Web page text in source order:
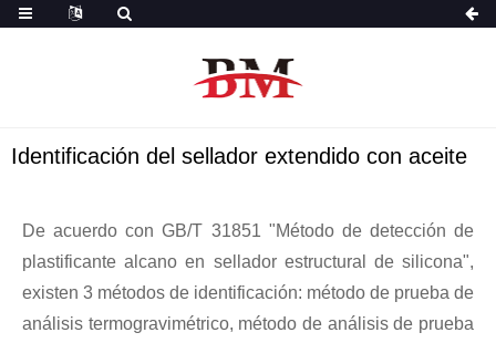
Identificación del sellador extendido con aceite
De acuerdo con GB/T 31851 "Método de detección de
plastificante alcano en sellador estructural de silicona",
existen 3 métodos de identificación: método de prueba de
análisis termogravimétrico, método de análisis de prueba